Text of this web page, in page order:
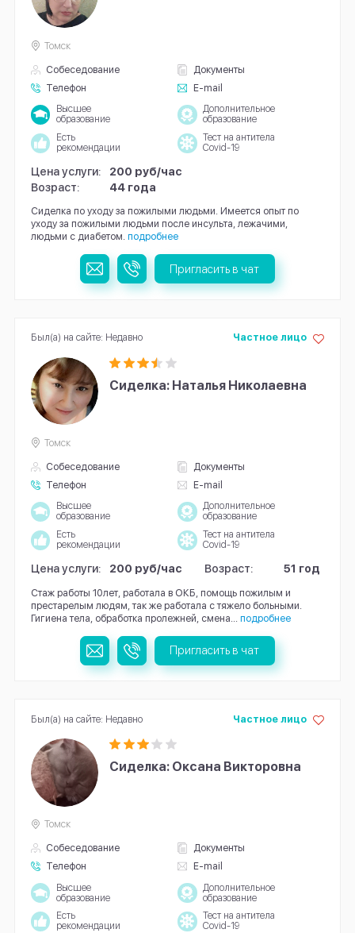
Собеседование
Документы
Телефон
E-mail
Томск
Высшее
образование
Дополнительное
образование
Есть
рекомендации
Тест на антитела
Covid-19
Цена услуги:
200 руб/час
Возраст:
44 года
Сиделка по уходу за пожилыми людьми. Имеется опыт по
уходу за пожилыми людьми после инсульта, лежачими,
людьми с диабетом. подробнее
Пригласить в чат
Сиделка: Наталья Николаевна
Собеседование
Документы
Телефон
E-mail
Частное лицо
Томск
Высшее
образование
Дополнительное
образование
Есть
рекомендации
Тест на антитела
Covid-19
Цена услуги: 200 руб/час Возраст: 51 год
Стаж работы 10лет, работала в ОКБ, помощь пожилым и
престарелым людям, так же работала с тяжело больными.
Гигиена тела, обработка пролежней, смена...
подробнее
Был(а) на сайте: Недавно
Пригласить в чат
Сиделка: Оксана Викторовна
Собеседование
Документы
Телефон
E-mail
Частное лицо
Томск
Высшее
образование
Дополнительное
образование
Есть
рекомендации
Тест на антитела
Covid-19
Был(а) на сайте: Недавно